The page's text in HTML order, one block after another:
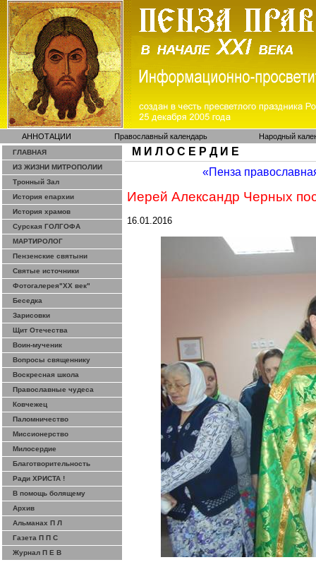
АННОТАЦИИ Православный календарь Народный
ГЛАВНАЯ
ИЗ ЖИЗНИ МИТРОПОЛИИ
Тронный Зал
История епархии
История храмов
Сурская ГОЛГОФА
МАРТИРОЛОГ
Пензенские святыни
Святые источники
Фотогалерея"ХХ век"
Беседка
Зарисовки
Щит Отечества
Воин-мученик
Вопросы священнику
Воскресная школа
Православные чудеса
Ковчежец
Паломничество
Миссионерство
Милосердие
Благотворительность
Ради ХРИСТА !
В помощь болящему
Архив
Альманах П Л
Газета П П С
Журнал П Е В
М И Л О С Е Р Д И Е
«Пенза
Иерей Александр Черных
16.01.2016